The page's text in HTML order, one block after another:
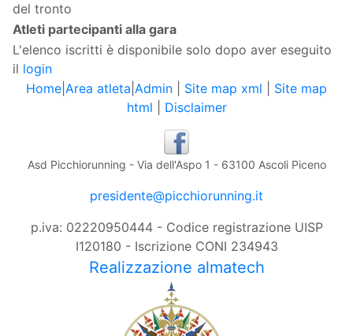
del tronto
Atleti partecipanti alla gara
L'elenco iscritti è disponibile solo dopo aver eseguito
il login
Home Area atleta Admin Site map xml
Site map
html
Disclaimer
Asd Picchiorunning - Via dell'Aspo 1 - 63100 Ascoli Piceno
presidente@picchiorunning.it
p.iva: 02220950444 - Codice registrazione UISP
I120180 - Iscrizione CONI 234943
Realizzazione almatech